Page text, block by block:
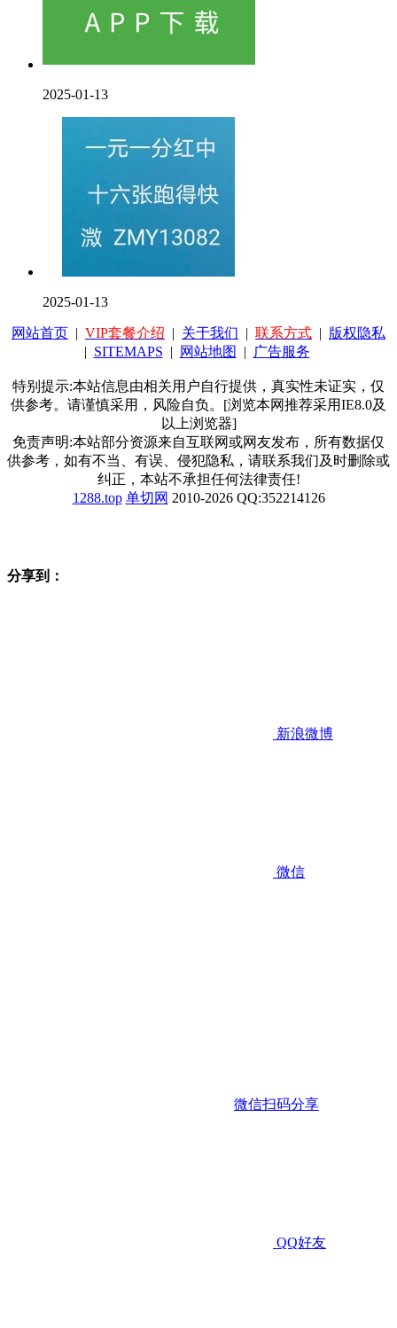
2025-01-13
2025-01-13
网站首页 | VIP套餐介绍 | 关于我们 | 联系方式 | 版权隐私
| SITEMAPS | 网站地图 | 广告服务
特别提示:本站信息由相关用户自行提供，真实性未证实，仅
供参考。请谨慎采用，风险自负。[浏览本网推荐采用IE8.0及
以上浏览器]
免责声明:本站部分资源来自互联网或网友发布，所有数据仅
供参考，如有不当、有误、侵犯隐私，请联系我们及时删除或
纠正，本站不承担任何法律责任!
1288.top 单切网 2010-2026 QQ:352214126
分享到：
新浪微博
微信
微信扫码分享
QQ好友